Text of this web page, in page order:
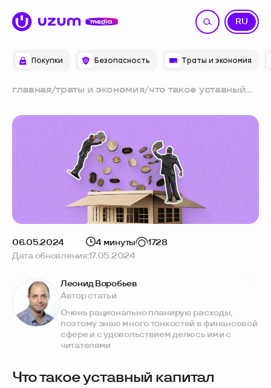
Покупки Безопасность Траты и экономия
RU
UZ
главная/траты и экономия/что такое уставный
06.05.2024 4 минуты
1728
Дата обновления:17.05.2024
Что такое уставный капитал
Леонид Воробьев
Автор статьи
Очень рационально планирую расходы,
поэтому знаю много тонкостей в финансовой
сфере и с удовольствием делюсь ими с
читателями